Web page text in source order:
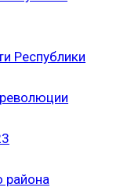
Республики
района